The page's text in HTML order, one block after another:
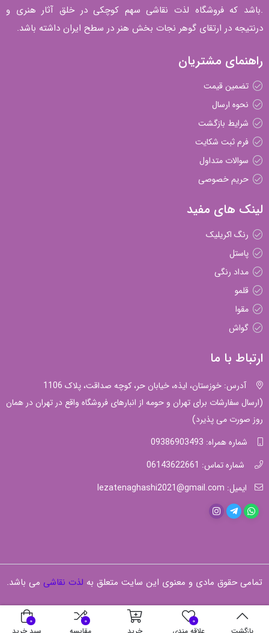
.باشد که فروشگاه لذت نقاشی سهم کوچکی در خلق آثار هنری و
درنتیجه در ارتقای گوهر نجات بخش هنر در سطح ایران داشته باشد.
راهنمای مشتریان
تضمین قیمت
نحوه ارسال
شرایط بازگشت
فرم ثبت شکایت
سوالات متداول
حریم خصوصی
لینک های مفید
رنگ اکریلیک
پاستل
مداد رنگی
قلمو
مقوا
گواش
ارتباط با ما
آدرس: خوزستان، ایذه، خیابان حر، کوچه صداقت، پلاک 1106
(ارسال سفارشات برای تهران و حومه از انبارهای فروشگاه واقع در تهران در همان
روز صورت می پذیرد)
شماره همراه: 09386903493
شماره تماس: 06143622661
ایمیل: lezatenaghashi2021@gmail.com
تمامی حقوق مادی و معنوی این سایت متعلق به لذت نقاشی می باشد.
0
0
0